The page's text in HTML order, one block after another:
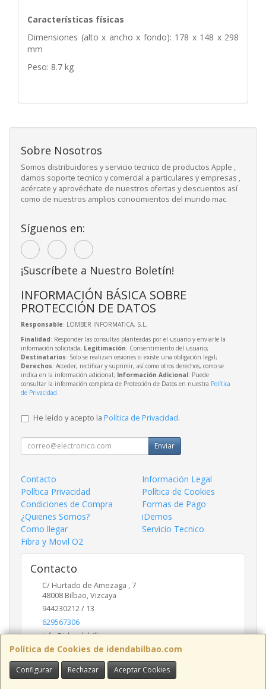
Características físicas
Dimensiones (alto x ancho x fondo): 178 x 148 x 298
mm
Peso: 8.7 kg
Política de Cookies de idendabilbao.com
Configurar Rechazar Aceptar Cookies
Sobre Nosotros
Somos distribuidores y servicio tecnico de productos Apple ,
damos soporte tecnico y comercial a particulares y empresas ,
acércate y aprovéchate de nuestros ofertas y descuentos así
como de nuestros amplios conocimientos del mundo mac.
Síguenos en:
¡Suscríbete a Nuestro Boletín!
INFORMACIÓN BÁSICA SOBRE
PROTECCIÓN DE DATOS
Responsable: LOMBER INFORMATICA, S.L.
Finalidad: Responder las consultas planteadas por el usuario y enviarle la
información solicitada; Legitimación: Consentimiento del usuario;
Destinatarios: Solo se realizan cesiones si existe una obligación legal;
Derechos: Acceder, rectificar y suprimir, así como otros derechos, como se
indica en la información adicional; Información Adicional: Puede
consultar la información completa de Protección de Datos en nuestra Política
de Privacidad
He leído y acepto la Política de Privacidad.
Enviar
Contacto
Información Legal
Política Privacidad
Política de Cookies
Condiciones de Compra
Formas de Pago
¿Quienes Somos?
iDemos
Como llegar
Servicio Tecnico
Fibra y Movil O2
Contacto
C/ Hurtado de Amezaga , 7
48008 Bilbao,Vizcaya
944230212 / 13
629567306
info@idendabilbao.com
Horario